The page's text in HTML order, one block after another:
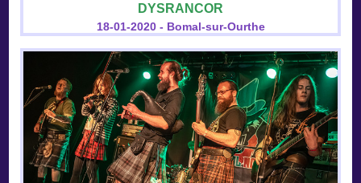
DYSRANCOR
18-01-2020 - Bomal-sur-Ourthe